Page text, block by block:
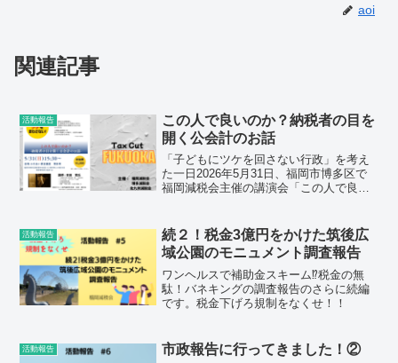
aoi
関連記事
活動報告
この人で良いのか？納税者の目を
開く公会計のお話
「子どもにツケを回さない行政」を考え
た一日2026年5月31日、福岡市博多区で
福岡減税会主催の講演会「この人で良い
研究）・公認会計士であり、公会計研究
所代表、自由経済...
活動報告
続２！税金3億円をかけた筑後広
域公園のモニュメント調査報告
ワンヘルスで補助金スキーム⁉税金の無
駄！バネキングの調査報告のさらに続編
です。税金下げろ規制をなくせ！！
活動報告 市政報告に行ってきました！②